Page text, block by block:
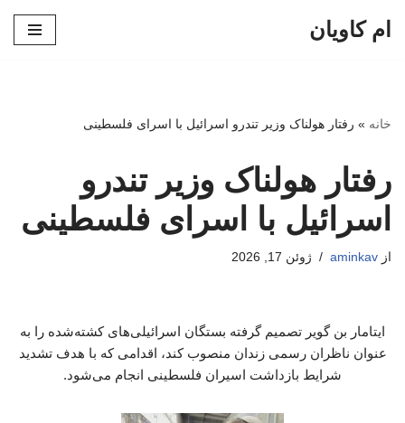
ام کاویان
خانه » رفتار هولناک وزیر تندرو اسرائیل با اسرای فلسطینی
رفتار هولناک وزیر تندرو
اسرائیل با اسرای فلسطینی
از aminkav ژوئن 17, 2026
ایتامار بن گویر تصمیم گرفته بستگان اسرائیلی‌های کشته‌شده را به
عنوان ناظران رسمی زندان منصوب کند، اقدامی که با هدف تشدید
شرایط بازداشت اسیران فلسطینی انجام می‌شود.